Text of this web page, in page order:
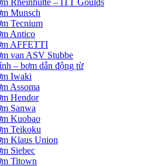
Rheinhutte – ITT Goulds
Munsch
Tecnium
Antico
AFFETTI
van ASV Stubbe
– bơm dẫn động từ
Iwaki
Assoma
Hendor
Sanwa
Kuobao
Teikoku
Klaus Union
Siebec
Titown